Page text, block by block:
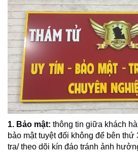
1. Bảo mật: thông tin giữa khách
bảo mật tuyệt đối không để bên thứ
tra/ theo dõi kín đáo tránh ảnh